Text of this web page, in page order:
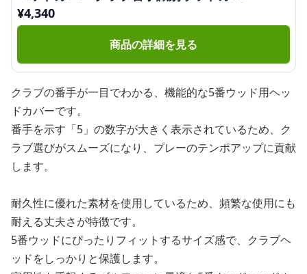
¥4,340
商品の詳細を見る
クラブの番手が一目でわかる、機能的な5番ウッド用ヘッ
ドカバーです。
番手を示す「5」の数字が大きく表示されているため、ク
ラブ選びがスムーズになり、プレーのテンポアップに貢献
します。
耐久性に優れた素材を使用しているため、頻繁な使用にも
耐える丈夫さが特徴です。
5番ウッドにぴったりフィットするサイズ感で、クラブヘ
ッドをしっかりと保護します。